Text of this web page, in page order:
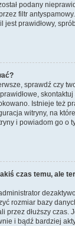
podany
filtr
prawidłowy,
sprawdź czy
Istnieje też
witryny, na
i powiadom go o
czas temu, ale
rozmiar bazy
przez dłuższy czas.
i bądź bardziej